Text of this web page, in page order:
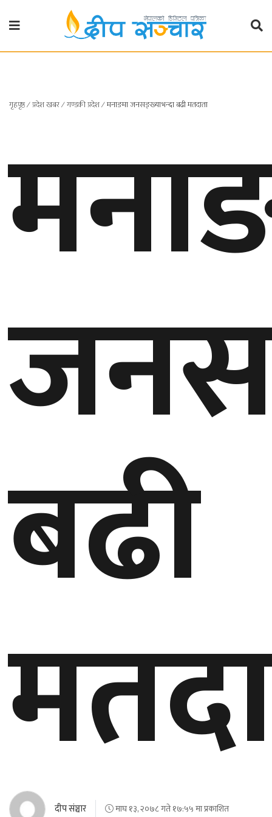
गृहपृष्ठ
प्रदेश
१
२
प्रदेश
५
कर्णाली
प्रदेश
सुदूरपश्चिम
मनाेरञ्जन
खेलकुद
गल्फ
यूरोप
गृहपृष्ठ∕प्रदेश खबर∕गण्डकी प्रदेश∕मनाङमा जनसङ्ख्याभन्दा बढी मतदाता
बढी
दीप संञ्चार माघ १३, २०७८ गते १७:५५ मा प्रकाशित